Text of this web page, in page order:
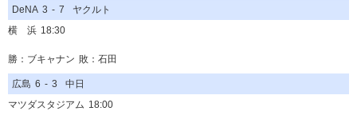
DeNA 3 - 7
ヤクルト
横 浜 18:30
勝：ブキャナン 敗：石田
広島 6 - 3
中日
マツダスタジアム 18:00